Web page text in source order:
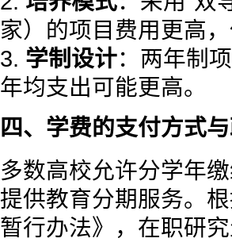
家）的项目费用更高
3. 学制设计：两年制
年均支出可能更高。
四、学费的支付方式
多数高校允许分学年
提供教育分期服务。
暂行办法》，在职研